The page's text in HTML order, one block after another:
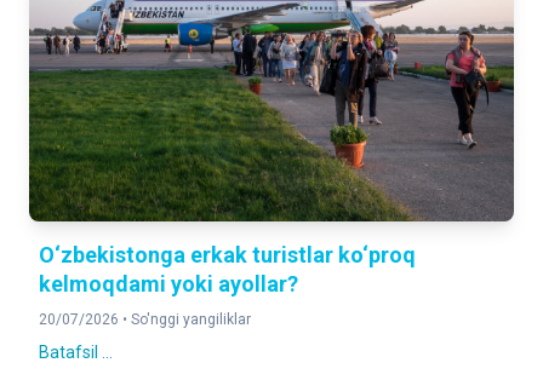
O‘zbekistonga erkak turistlar ko‘proq
kelmoqdami yoki ayollar?
20/07/2026 • So'nggi yangiliklar
Batafsil ...